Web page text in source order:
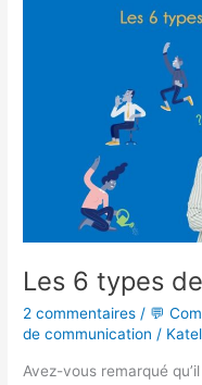
Les 6 types
2 commentaires / 💬
de communication /
Avez-vous remarqué